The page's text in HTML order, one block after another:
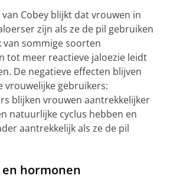
Cobey blijkt dat vrouwen in
zijn als ze de pil gebruiken
sommige soorten
tot meer reactieve jaloezie leidt
De negatieve effecten blijven
vrouwelijke gebruikers:
blijken vrouwen aantrekkelijker
natuurlijke cyclus hebben en
aantrekkelijk als ze de pil
hormonen